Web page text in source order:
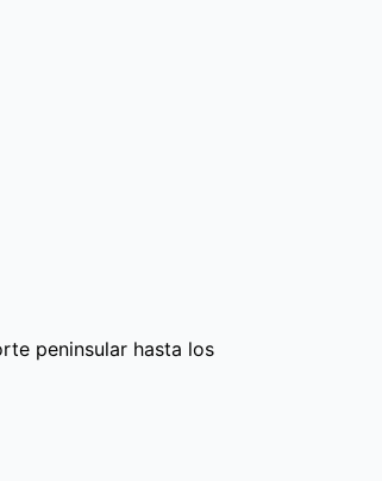
peninsular hasta los